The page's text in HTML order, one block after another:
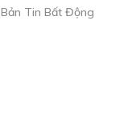
Bản Tin Bất Động